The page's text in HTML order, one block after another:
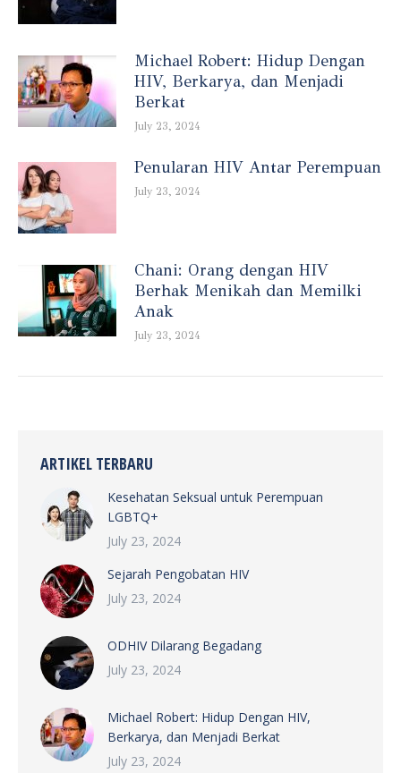
Michael Robert: Hidup Dengan
HIV, Berkarya, dan Menjadi
Berkat
July 23, 2024
Penularan HIV Antar Perempuan
July 23, 2024
Chani: Orang dengan HIV
Berhak Menikah dan Memilki
Anak
July 23, 2024
ARTIKEL TERBARU
Kesehatan Seksual untuk Perempuan
LGBTQ+
July 23, 2024
Sejarah Pengobatan HIV
July 23, 2024
ODHIV Dilarang Begadang
July 23, 2024
Michael Robert: Hidup Dengan HIV,
Berkarya, dan Menjadi Berkat
July 23, 2024